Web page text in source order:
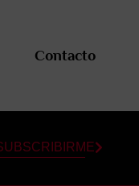
Contacto